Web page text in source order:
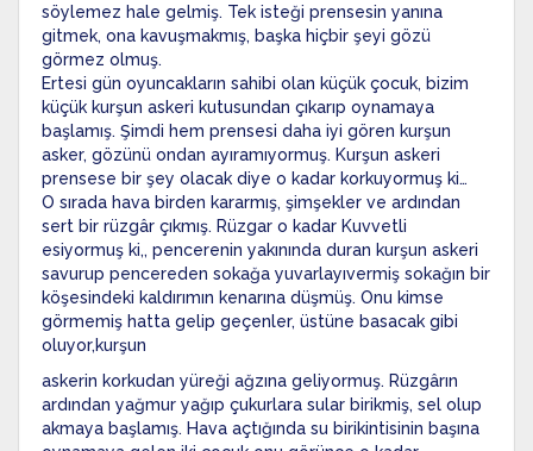
söylemez hale gelmiş. Tek isteği prensesin yanına
gitmek, ona kavuşmakmış, başka hiçbir şeyi gözü
görmez olmuş.
Ertesi gün oyuncakların sahibi olan küçük çocuk, bizim
küçük kurşun askeri kutusundan çıkarıp oynamaya
başlamış. Şimdi hem prensesi daha iyi gören kurşun
asker, gözünü ondan ayıramıyormuş. Kurşun askeri
prensese bir şey olacak diye o kadar korkuyormuş ki…
O sırada hava birden kararmış, şimşekler ve ardından
sert bir rüzgâr çıkmış. Rüzgar o kadar Kuvvetli
esiyormuş ki,, pencerenin yakınında duran kurşun askeri
savurup pencereden sokağa yuvarlayıvermiş sokağın bir
köşesindeki kaldırımın kenarına düşmüş. Onu kimse
görmemiş hatta gelip geçenler, üstüne basacak gibi
oluyor,kurşun
askerin korkudan yüreği ağzına geliyormuş. Rüzgârın
ardından yağmur yağıp çukurlara sular birikmiş, sel olup
akmaya başlamış. Hava açtığında su birikintisinin başına